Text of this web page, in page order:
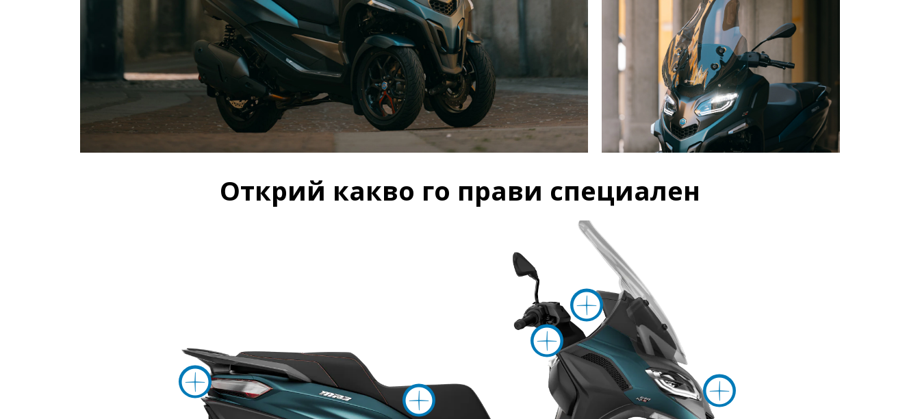
Открий какво го прави специален
Повече
Повече информация на
Повече информация
Повече информация на
Повече